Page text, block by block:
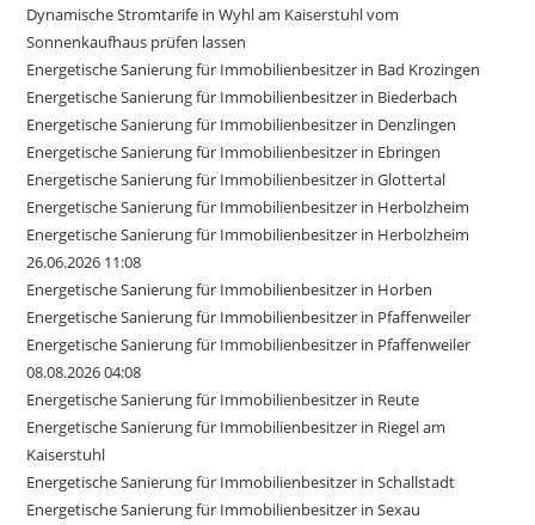
Dynamische Stromtarife in Wyhl am Kaiserstuhl vom
Sonnenkaufhaus prüfen lassen
Energetische Sanierung für Immobilienbesitzer in Bad Krozingen
Energetische Sanierung für Immobilienbesitzer in Biederbach
Energetische Sanierung für Immobilienbesitzer in Denzlingen
Energetische Sanierung für Immobilienbesitzer in Ebringen
Energetische Sanierung für Immobilienbesitzer in Glottertal
Energetische Sanierung für Immobilienbesitzer in Herbolzheim
Energetische Sanierung für Immobilienbesitzer in Herbolzheim
26.06.2026 11:08
Energetische Sanierung für Immobilienbesitzer in Horben
Energetische Sanierung für Immobilienbesitzer in Pfaffenweiler
Energetische Sanierung für Immobilienbesitzer in Pfaffenweiler
08.08.2026 04:08
Energetische Sanierung für Immobilienbesitzer in Reute
Energetische Sanierung für Immobilienbesitzer in Riegel am
Kaiserstuhl
Energetische Sanierung für Immobilienbesitzer in Schallstadt
Energetische Sanierung für Immobilienbesitzer in Sexau